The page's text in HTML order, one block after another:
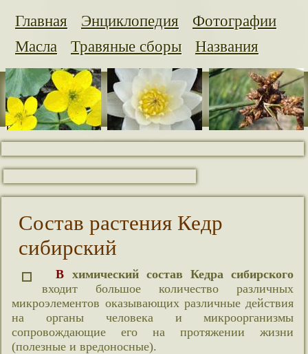
Главная Энциклопедия
Фотографии
Масла
Травяные сборы Названия
Состав растения Кедр
сибирский
В химический состав Кедра сибирского
входит большое количество различных
микроэлементов оказывающих различные действия
на органы человека и микроорганизмы
сопровождающие его на протяжении жизни
(полезные и вредоносные).